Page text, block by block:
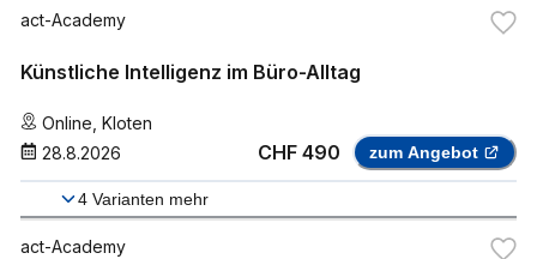
act-Academy
Künstliche Intelligenz im Büro-Alltag
Online Kloten
28.8.2026
CHF 490 zum Angebot
4 Varianten mehr
act-Academy